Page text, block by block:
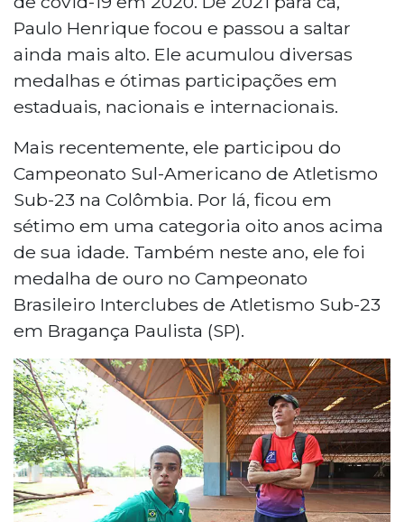
Paulo Henrique focou e passou a saltar
ainda mais alto. Ele acumulou diversas
medalhas e ótimas participações em
estaduais, nacionais e internacionais.
Mais recentemente, ele participou do
Campeonato Sul-Americano de Atletismo
Sub-23 na Colômbia. Por lá, ficou em
sétimo em uma categoria oito anos acima
de sua idade. Também neste ano, ele foi
medalha de ouro no Campeonato
Brasileiro Interclubes de Atletismo Sub-23
em Bragança Paulista (SP).